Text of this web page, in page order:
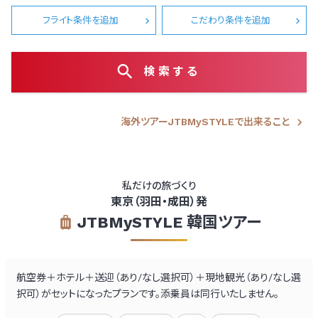
フライト条件を追加 こだわり条件を追加
検索する
海外ツアーJTBMySTYLEで出来ること
東京（羽田・成田）発
JTBMySTYLE 韓国ツアー
私だけの旅づくり
航空券＋ホテル＋送迎（あり/なし選択可）＋現地観光（あり/なし選
択可）がセットになったプランです。添乗員は同行いたしません。